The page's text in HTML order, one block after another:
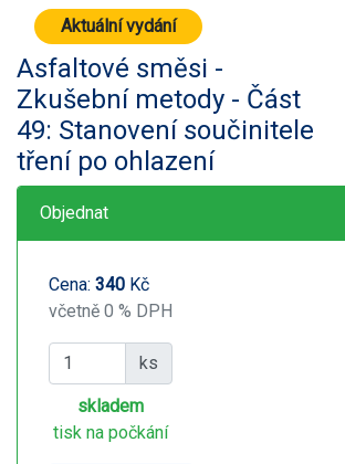
Aktuální vydání
Asfaltové směsi -
Zkušební metody - Část
49: Stanovení součinitele
tření po ohlazení
Objednat
Cena: 340 Kč
včetně 0 % DPH
ks
skladem
tisk na počkání